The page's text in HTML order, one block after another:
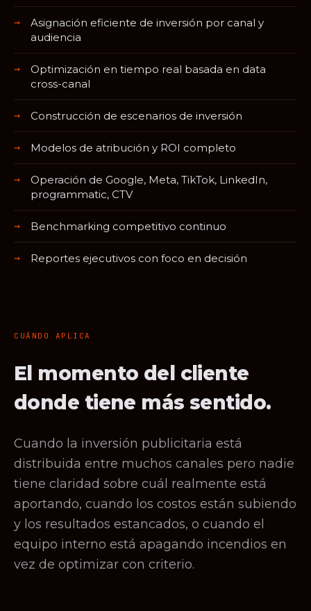
Asignación eficiente de inversión por canal y
audiencia
Optimización en tiempo real basada en data
cross-canal
Construcción de escenarios de inversión
Modelos de atribución y ROI completo
Operación de Google, Meta, TikTok, LinkedIn,
programmatic, CTV
Benchmarking competitivo continuo
Reportes ejecutivos con foco en decisión
CUÁNDO APLICA
El momento del cliente
donde tiene más sentido.
Cuando la inversión publicitaria está
distribuida entre muchos canales pero nadie
tiene claridad sobre cuál realmente está
aportando, cuando los costos están subiendo
y los resultados estancados, o cuando el
equipo interno está apagando incendios en
vez de optimizar con criterio.